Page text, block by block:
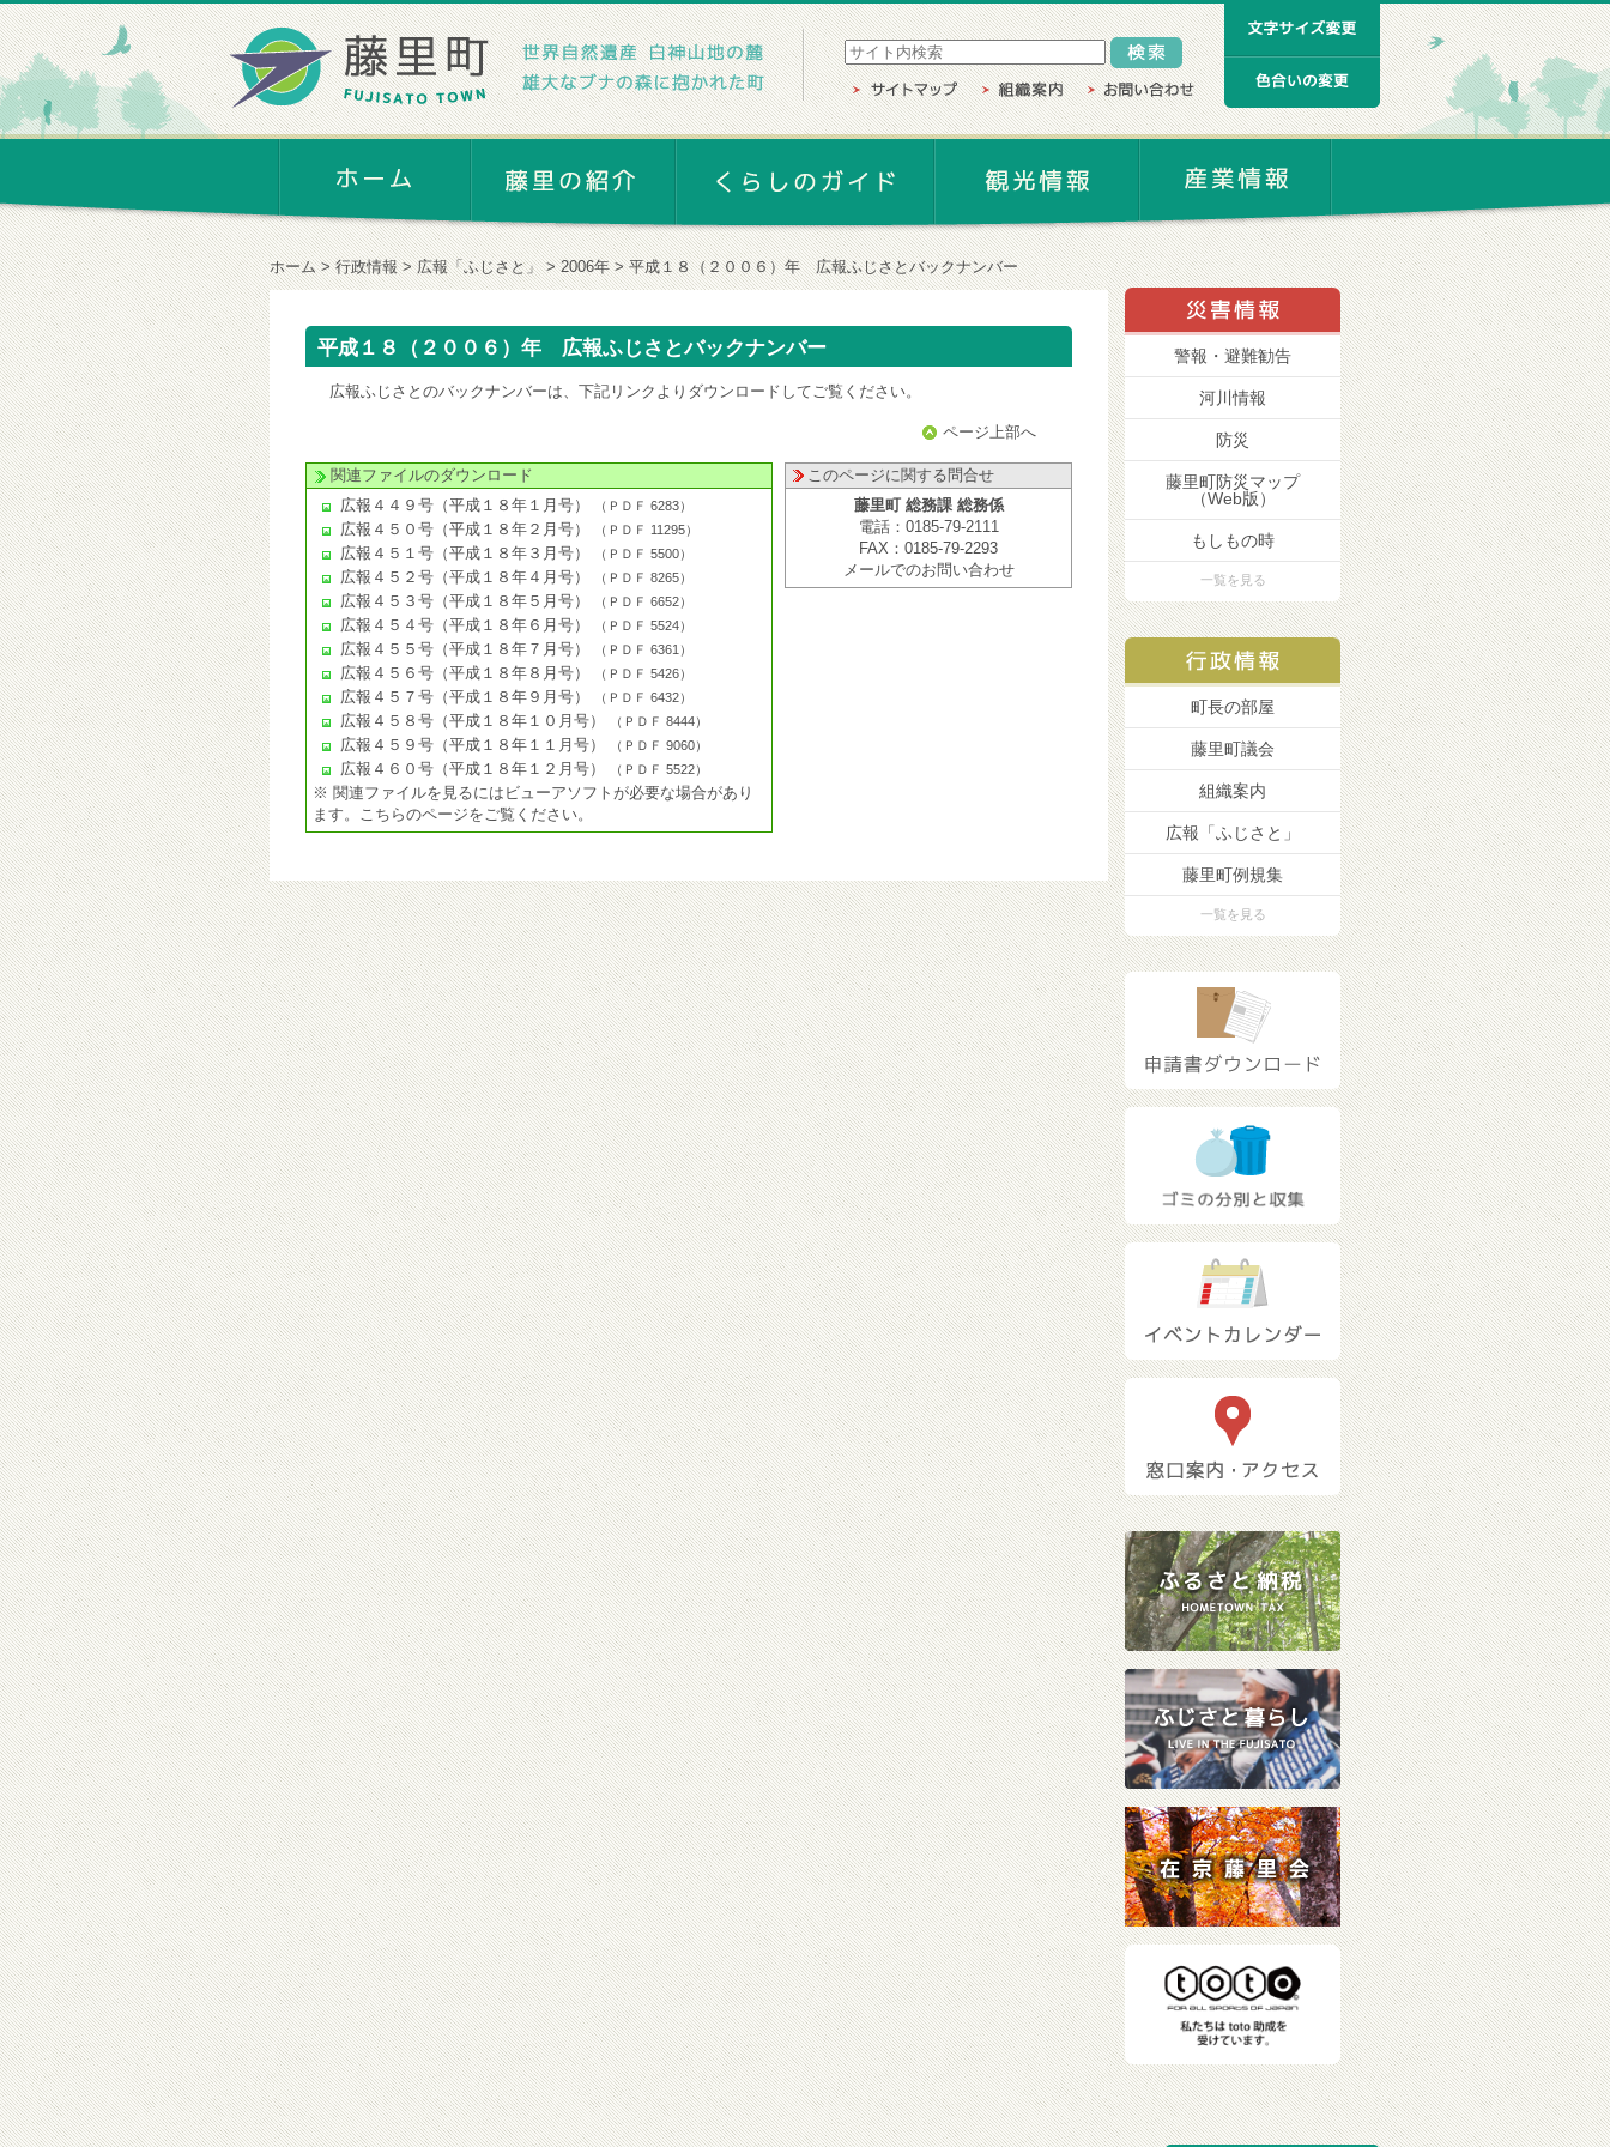
ホーム 行政情報 広報「ふじさと」 2006年 平成１８（２００６）年 広報ふじさとバックナンバー
平成１８（２００６）年 広報ふじさとバックナンバー
広報ふじさとのバックナンバーは、下記リンクよりダウンロードしてご覧ください。
ページ上部へ
関連ファイルのダウンロード
広報４４９号（平成１８年１月号）
（ ＰＤＦ 6283）
広報４５０号（平成１８年２月号） （ ＰＤＦ 11295）
広報４５１号（平成１８年３月号） （ ＰＤＦ 5500）
広報４５２号（平成１８年４月号） （ ＰＤＦ 8265）
広報４５３号（平成１８年５月号） （ ＰＤＦ 6652）
広報４５４号（平成１８年６月号） （ ＰＤＦ 5524）
広報４５５号（平成１８年７月号） （ ＰＤＦ 6361 ）
広報４５６号（平成１８年８月号） （ ＰＤＦ 5426）
広報４５７号（平成１８年９月号） （ ＰＤＦ 6432）
広報４５８号（平成１８年１０月号） （ ＰＤＦ 8444）
広報４５９号（平成１８年１１月号） （ ＰＤＦ 9060）
広報４６０号（平成１８年１２月号） （ ＰＤＦ 5522）
※ 関連ファイルを見るにはビューアソフトが必要な場合があり
ます。こちらのページをご覧ください。
このページに関する問合せ
藤里町 総務課 総務係
電話：0185-79-2111
FAX：0185-79-2293
メールでのお問い合わせ
警報・避難勧告
河川情報
防災
藤里町防災マップ
（Web版）
もしもの時
一覧を見る
町長の部屋
藤里町議会
組織案内
広報「ふじさと」
藤里町例規集
一覧を見る